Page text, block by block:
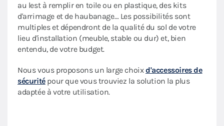
au lest à remplir en toile ou en plastique, des kits
d'arrimage et de haubanage… Les possibilités sont
multiples et dépendront de la qualité du sol de votre
lieu d'installation (meuble, stable ou dur) et, bien
entendu, de votre budget.
Nous vous proposons un large choixd'accessoires de
sécuritépour que vous trouviez la solution la plus
adaptée à votre utilisation.